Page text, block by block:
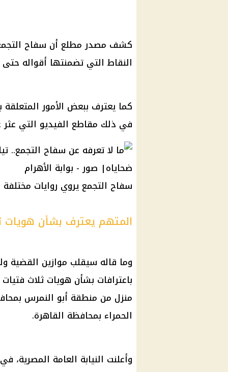
كشف مصدر مطلع أن سفاح
النقاط التي تضمنتها أقواله
كما يعترف ببعض الأمور المتعلقة
في ذلك مقاطع الفيديو التي عثر
سفاح التجمعيروي روايات مختلفة
المتهم يعترف بشأن هويات
وما قاله سيقلب موازين القضية
باعترافات بشأن هويات ثلاث
منزل من منطقة أبو النمرس
الحمراء بمحافظة القاهرة.